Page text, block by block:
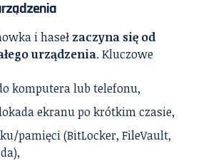
i hasełzaczyna się od
urządzenia. Kluczowe
komputera lub telefonu,
ekranu po krótkim czasie,
pamięci (BitLocker, FileVault,